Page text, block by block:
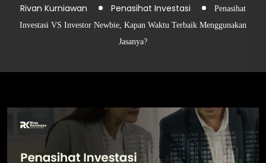
Rivan Kurniawan Penasihat Investasi
Penasihat
Investasi VS Investor Newbie, Kapan Waktu Terbaik Menggunakan
Jasanya?